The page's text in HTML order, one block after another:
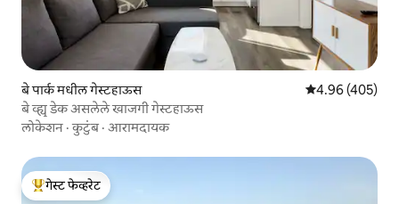
बे पार्क मधील गेस्टहाऊस 5 पैकी 4.96
4.96 (405)
बे व्ह्यू डेक असलेले खाजगी गेस्टहाऊस
लोकेशन ·कुटुंब· आरामदायक
टॉप गेस्ट फेव्हरेट
गेस्ट फेव्हरेट